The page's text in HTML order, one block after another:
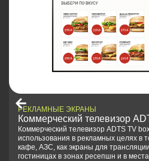
РЕКЛАМНЫЕ ЭКРАНЫ
Медиакомплекс
Моноблок 32″ со
торговых точках с
Таргетированные
позволяет